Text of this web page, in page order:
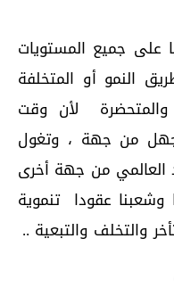
على جميع المستويات
النمو أو المتخلفة
والمتحضرة لأن وقت
من جهة ، وتغول
العالمي من جهة أخرى
عقودا تنموية
والتخلف والتبعية ..